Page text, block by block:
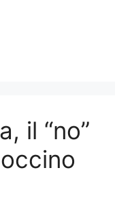
il “no”